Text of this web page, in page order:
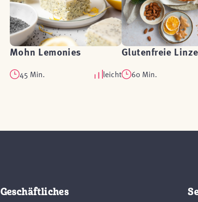
Mohn Lemonies
45 Min. leicht
Glutenfreie
60 Min.
Geschäftliches